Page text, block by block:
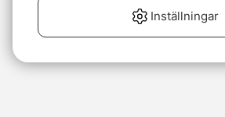
Inställningar